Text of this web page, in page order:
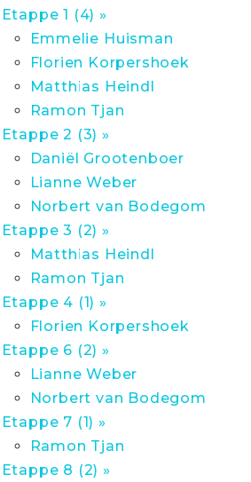
Etappe 1 (4) »
Emmelie Huisman
Florien Korpershoek
Matthias Heindl
Ramon Tjan
Etappe 2 (3) »
Daniël Grootenboer
Lianne Weber
Norbert van Bodegom
Etappe 3 (2) »
Matthias Heindl
Ramon Tjan
Etappe 4 (1) »
Florien Korpershoek
Etappe 6 (2) »
Lianne Weber
Norbert van Bodegom
Etappe 7 (1) »
Ramon Tjan
Etappe 8 (2) »